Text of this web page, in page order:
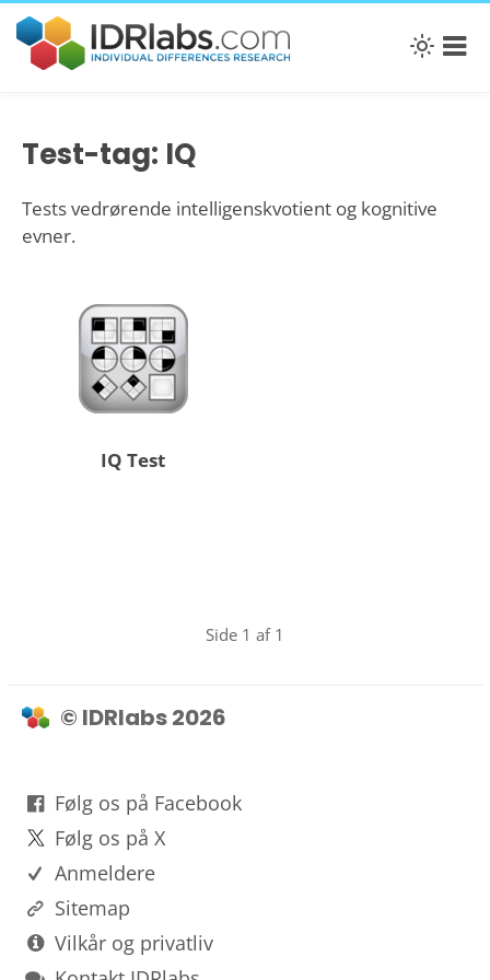
Test-tag: IQ
Tests vedrørende intelligenskvotient og kognitive
evner.
IQ Test
Side 1 af 1
© IDRlabs 2026
Følg os på Facebook
Følg os på X
Anmeldere
Sitemap
Vilkår og privatliv